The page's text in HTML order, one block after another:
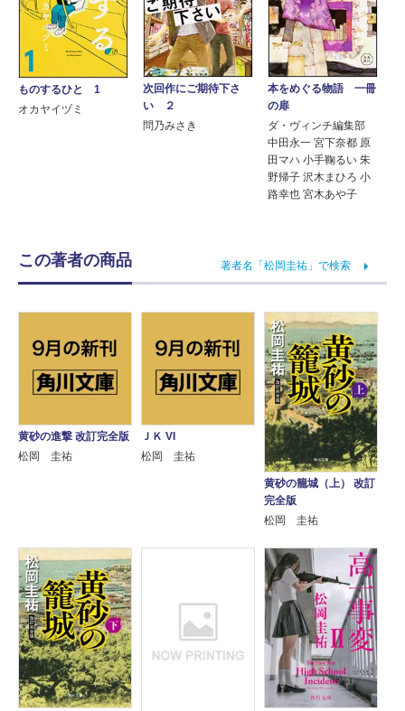
ものするひと 1
オカヤイヅミ
次回作にご期待下さ
い ２
問乃みさき
本をめぐる物語 一冊
の扉
ダ・ヴィンチ編集部
中田永一 宮下奈都 原
田マハ 小手鞠るい 朱
野帰子 沢木まひろ 小
路幸也 宮木あや子
この著者の商品 著者名「松岡圭祐」で検索
黄砂の進撃 改訂完全版
松岡 圭祐
ＪＫ VI
松岡 圭祐
黄砂の籠城（上） 改訂
完全版
松岡 圭祐